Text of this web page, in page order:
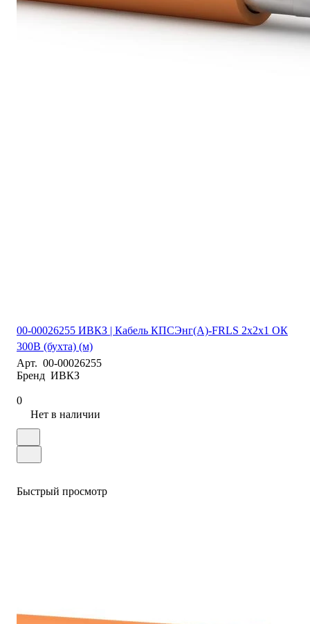
00-00026255 ИВКЗ | Кабель КПСЭнг(А)-FRLS 2х2х1 ОК
300В (бухта) (м)
Арт. 00-00026255
Бренд ИВКЗ
0
Нет в наличии
Быстрый просмотр